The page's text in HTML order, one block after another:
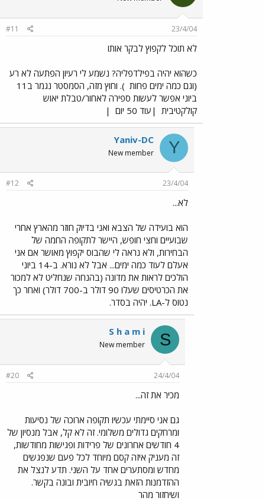
23/4/04
#11
לא תוכל לקפוץ לבקר אותו
כשהוא יהיה בפילדפליה? נשמע לי רעיון הפתעה לא רע
(וגם כמה ימים פחות
). וחוץ מזה, הסמסטר נגמר ב11
ביוני אפשר לעשות ספירה לאחור/טבלת יאוש
קולקטיבית |עוד 50 יום |
Y
Yaniv-DC
New member
23/4/04
#12
לא...
הוא בועידה של הצבא ואני בדיוק חוזר מהארץ אחרי
שבועיים וחצי חופש, היישר לתקופה החמה של
הבחירות, ולא נראה לי שהבוס יקפוץ מאושר אם אני
אעלם לעוד כמה ימים... אבל לא נורא. ב-14 ביוני
הולכים לראות את מדונה (בהנחה שנחליט לא למכור
את הכרטיסים שעלו 90 דולר ב-700 דולר) ואחר כך
נטוס ל-LA. יהיה בסדר.
S
S h a m i
New member
24/4/04
#20
מכיר את זה...
גם אני סיימתי עכשיו תקופה ארוכה של נסיעות
ומרחקים גדולים משלומי. זה לא קל, אבל מנסיון של
4 חודשים אחרונים של פרידות ופגישות מחודשות,
זה מעניק איזה קסם מיוחד לכל פעם שנפגשים
מחדש ומסתערים אחד על השני. תדע לנצל את
ההזדמנות הזאת בגשיה חיובית ובונה בקשר.
ושיחזור מהר